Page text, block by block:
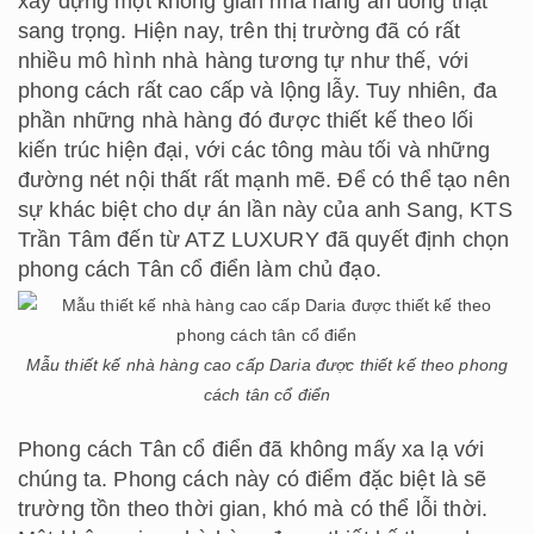
sang trọng. Hiện nay, trên thị trường đã có rất
nhiều mô hình nhà hàng tương tự như thế, với
phong cách rất cao cấp và lộng lẫy. Tuy nhiên, đa
phần những nhà hàng đó được thiết kế theo lối
kiến trúc hiện đại, với các tông màu tối và những
đường nét nội thất rất mạnh mẽ. Để có thể tạo nên
sự khác biệt cho dự án lần này của anh Sang, KTS
Trần Tâm đến từ ATZ LUXURY đã quyết định chọn
phong cách Tân cổ điển làm chủ đạo.
Mẫu thiết kế nhà hàng cao cấp Daria được thiết kế theo phong
cách tân cổ điển
Phong cách Tân cổ điển đã không mấy xa lạ với
chúng ta. Phong cách này có điểm đặc biệt là sẽ
trường tồn theo thời gian, khó mà có thể lỗi thời.